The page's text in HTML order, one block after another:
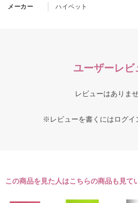
メーカー ハイペット
ユーザーレビ
レビューはありませ
※レビューを書くにはログイ
この商品を見た人はこちらの商品も見て